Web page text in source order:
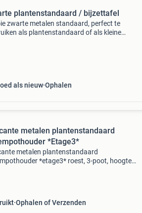
plantenstandaard / bijzettafel
zwarte metalen standaard, perfect te
als plantenstandaard of als kleine
als nieuw Ophalen
metalen plantenstandaard
*Etage3*
metalen plantenstandaard
*etage3* roest, 3-poot, hoogte
Ophalen of Verzenden